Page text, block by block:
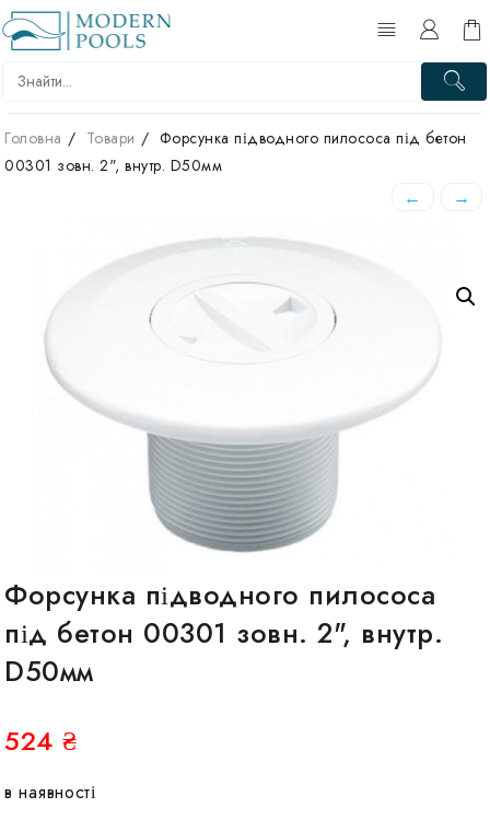
Перейти
до
вмісту
Головна Товари
Форсунка підводного пилососа під бетон
00301 зовн. 2", внутр. D50мм
← →
Форсунка підводного пилососа
під бетон 00301 зовн. 2", внутр.
D50мм
524 ₴
в наявності